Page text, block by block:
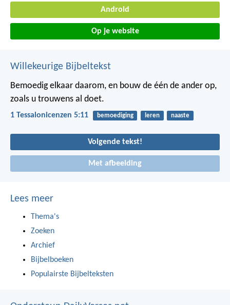
Android
Op je website
Willekeurige Bijbeltekst
Bemoedig elkaar daarom, en bouw de één de ander op,
zoals u trouwens al doet.
1 Tessalonicenzen 5:11 bemoediging leren naaste
Volgende tekst!
Met afbeelding
Lees meer
Thema's
Zoeken
Archief
Bijbelboeken
Populairste Bijbelteksten